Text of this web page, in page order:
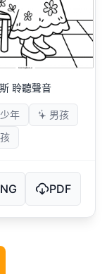
聆聽聲音
年
男孩
PDF